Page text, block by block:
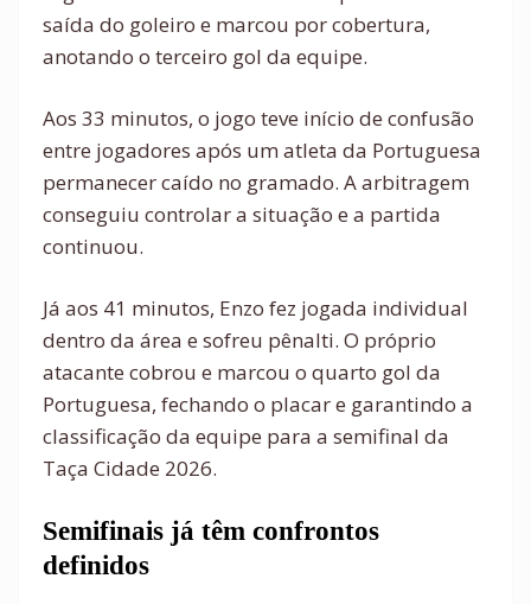
saída do goleiro e marcou por cobertura,
anotando o terceiro gol da equipe.
Aos 33 minutos, o jogo teve início de confusão
entre jogadores após um atleta da Portuguesa
permanecer caído no gramado. A arbitragem
conseguiu controlar a situação e a partida
continuou.
Já aos 41 minutos, Enzo fez jogada individual
dentro da área e sofreu pênalti. O próprio
atacante cobrou e marcou o quarto gol da
Portuguesa, fechando o placar e garantindo a
classificação da equipe para a semifinal da
Taça Cidade 2026.
Semifinais já têm confrontos
definidos